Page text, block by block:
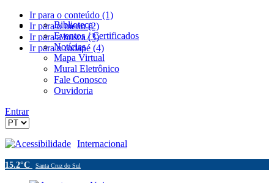
Ir para o conteúdo (1)
Ir para o menu (2)
Ir para a busca (3)
Ir para o rodapé (4)
Biblioteca
Eventos / Certificados
Notícias
Mapa Virtual
Mural Eletrônico
Fale Conosco
Ouvidoria
Entrar
Acessibilidade Internacional
15.2°C Santa Cruz do Sul